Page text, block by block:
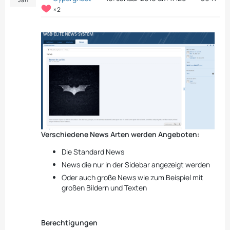
2
Verschiedene News Arten werden Angeboten:
Die Standard News
News die nur in der Sidebar angezeigt werden
Oder auch große News wie zum Beispiel mit
großen Bildern und Texten
Berechtigungen